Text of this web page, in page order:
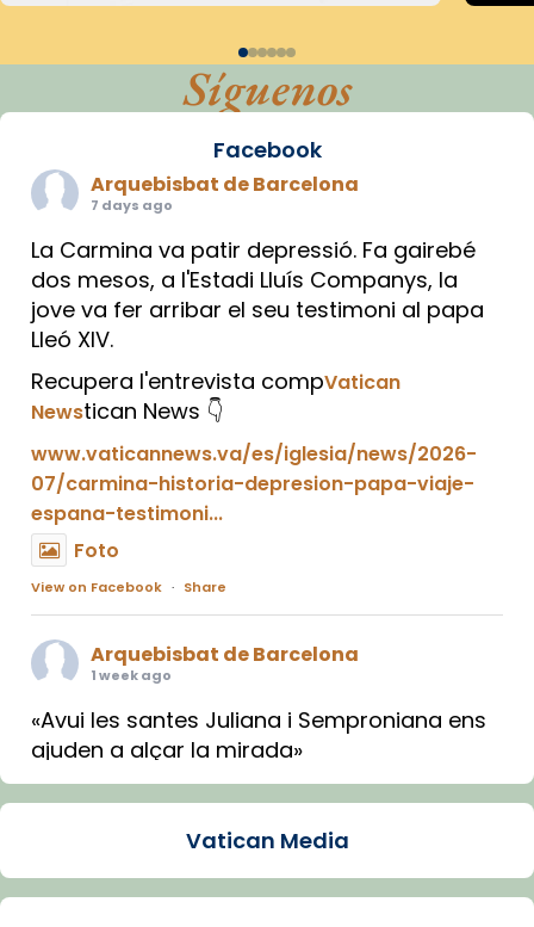
Síguenos
Facebook
Arquebisbat de Barcelona
7 days ago
La Carmina va patir depressió. Fa gairebé
dos mesos, a l'Estadi Lluís Companys, la
jove va fer arribar el seu testimoni al papa
Lleó XIV.
Recupera l'entrevista compVatican
Newstican News 👇
www.vaticannews.va/es/iglesia/news/2026-
07/carmina-historia-depresion-papa-viaje-
espana-testimoni...
Foto
View on Facebook · Share
Arquebisbat de Barcelona
1 week ago
«Avui les santes Juliana i Semproniana ens
ajuden a alçar la mirada»
Mons. Sergi Gordo, bisbe de Tortosa, ha
Santes de Mataró.
🔗tinyurl.com/cvu5jmbk
Vatican Media